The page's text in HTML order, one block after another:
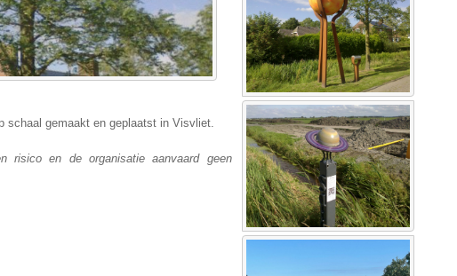
schaal gemaakt en geplaatst in Visvliet.
risico en de organisatie aanvaard geen